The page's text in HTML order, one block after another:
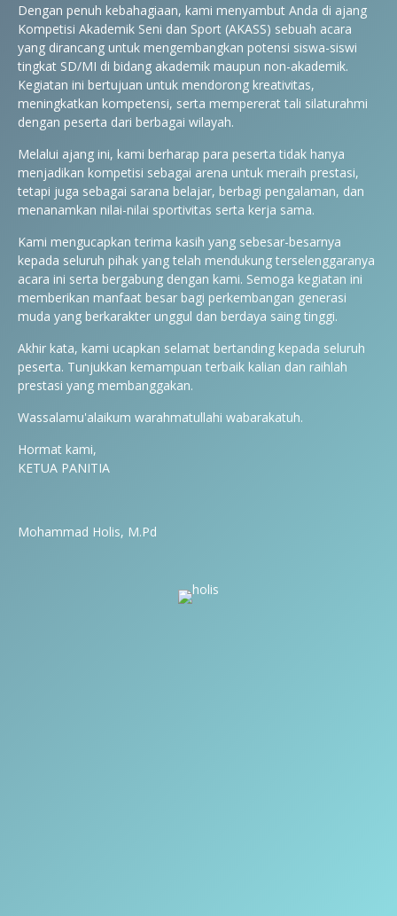
Dengan penuh kebahagiaan, kami menyambut Anda di ajang
Kompetisi Akademik Seni dan Sport (AKASS) sebuah acara
yang dirancang untuk mengembangkan potensi siswa-siswi
tingkat SD/MI di bidang akademik maupun non-akademik.
Kegiatan ini bertujuan untuk mendorong kreativitas,
meningkatkan kompetensi, serta mempererat tali silaturahmi
dengan peserta dari berbagai wilayah.
Melalui ajang ini, kami berharap para peserta tidak hanya
menjadikan kompetisi sebagai arena untuk meraih prestasi,
tetapi juga sebagai sarana belajar, berbagi pengalaman, dan
menanamkan nilai-nilai sportivitas serta kerja sama.
Kami mengucapkan terima kasih yang sebesar-besarnya
kepada seluruh pihak yang telah mendukung terselenggaranya
acara ini serta bergabung dengan kami. Semoga kegiatan ini
memberikan manfaat besar bagi perkembangan generasi
muda yang berkarakter unggul dan berdaya saing tinggi.
Akhir kata, kami ucapkan selamat bertanding kepada seluruh
peserta. Tunjukkan kemampuan terbaik kalian dan raihlah
prestasi yang membanggakan.
Wassalamu'alaikum warahmatullahi wabarakatuh.
Hormat kami,
KETUA PANITIA
Mohammad Holis, M.Pd